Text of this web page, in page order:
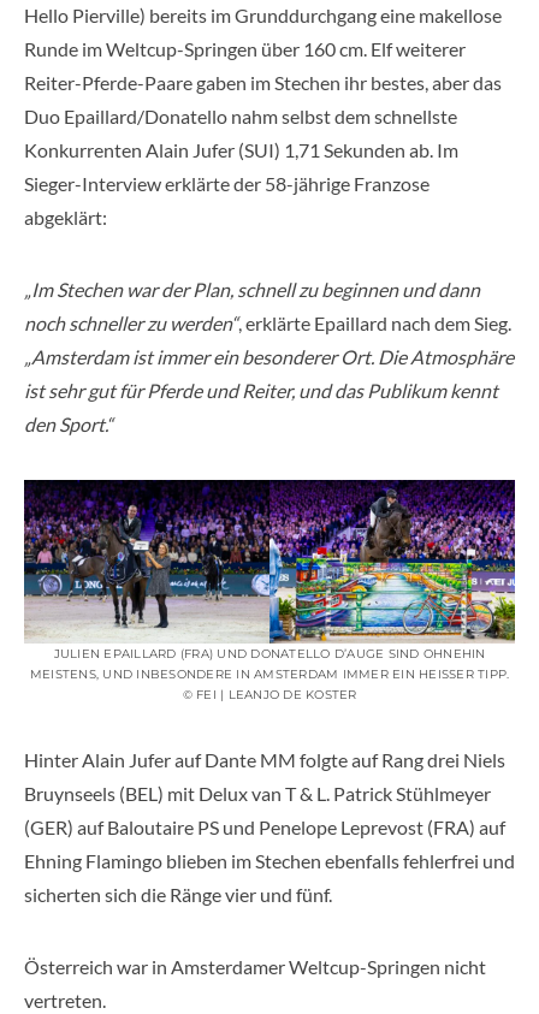
Hello Pierville) bereits im Grunddurchgang eine makellose
Runde im Weltcup-Springen über 160 cm. Elf weiterer
Reiter-Pferde-Paare gaben im Stechen ihr bestes, aber das
Duo Epaillard/Donatello nahm selbst dem schnellste
Konkurrenten Alain Jufer (SUI) 1,71 Sekunden ab. Im
Sieger-Interview erklärte der 58-jährige Franzose
abgeklärt:
„Im Stechen war der Plan, schnell zu beginnen und dann
noch schneller zu werden“, erklärte Epaillard nach dem Sieg.
„Amsterdam ist immer ein besonderer Ort. Die Atmosphäre
ist sehr gut für Pferde und Reiter, und das Publikum kennt
den Sport.“
JULIEN EPAILLARD (FRA) UND DONATELLO D’AUGE SIND OHNEHIN
MEISTENS, UND INBESONDERE IN AMSTERDAM IMMER EIN HEISSER TIPP. ©
FEI | LEANJO DE KOSTER
Hinter Alain Jufer auf Dante MM folgte auf Rang drei Niels
Bruynseels (BEL) mit Delux van T & L. Patrick Stühlmeyer
(GER) auf Baloutaire PS und Penelope Leprevost (FRA) auf
Ehning Flamingo blieben im Stechen ebenfalls fehlerfrei und
sicherten sich die Ränge vier und fünf.
Österreich war in Amsterdamer Weltcup-Springen nicht
vertreten.